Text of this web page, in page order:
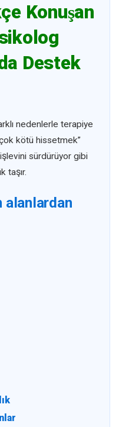
Konuşan
Destek
nedenlerle terapiye
kötü hissetmek”
sürdürüyor gibi
taşır.
alanlardan